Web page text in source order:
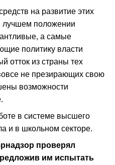
на развитие этих
лучшем положении
а самые
политику власти
отток из страны тех
не презирающих свою
возможности
в системе высшего
и в школьном секторе.
проверял
им испытать